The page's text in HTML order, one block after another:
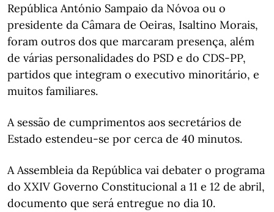
República António Sampaio da Nóvoa ou o
presidente da Câmara de Oeiras, Isaltino Morais,
foram outros dos que marcaram presença, além
de várias personalidades do PSD e do CDS-PP,
partidos que integram o executivo minoritário, e
muitos familiares.
A sessão de cumprimentos aos secretários de
Estado estendeu-se por cerca de 40 minutos.
A Assembleia da República vai debater o programa
do XXIV Governo Constitucional a 11 e 12 de abril,
documento que será entregue no dia 10.